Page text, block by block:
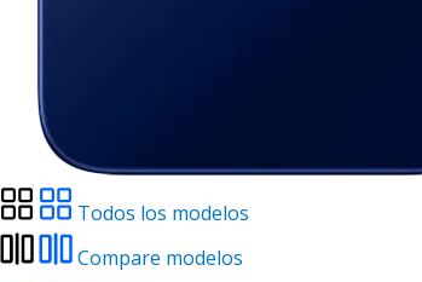
Todos los modelos
Compare modelos